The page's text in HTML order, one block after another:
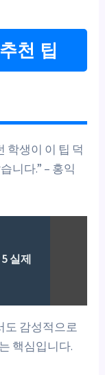
천 팁
학생이 이 팁 덕
니다.” – 홍익
실제
도 감성적으로
핵심입니다.